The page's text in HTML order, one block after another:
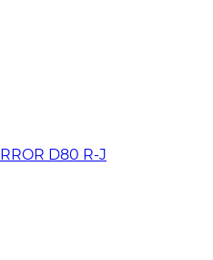
D80 R-J